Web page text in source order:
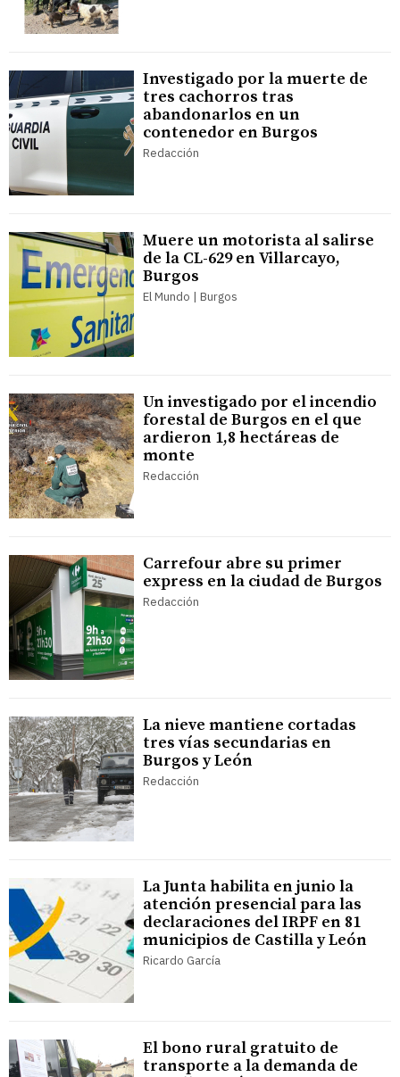
Investigado por la muerte de
tres cachorros tras
abandonarlos en un
contenedor en Burgos
Redacción
Muere un motorista al salirse
de la CL-629 en Villarcayo,
Burgos
El Mundo | Burgos
Un investigado por el incendio
forestal de Burgos en el que
ardieron 1,8 hectáreas de
monte
Redacción
Carrefour abre su primer
express en la ciudad de Burgos
Redacción
La nieve mantiene cortadas
tres vías secundarias en
Burgos y León
Redacción
La Junta habilita en junio la
atención presencial para las
declaraciones del IRPF en 81
municipios de Castilla y León
Ricardo García
El bono rural gratuito de
transporte a la demanda de